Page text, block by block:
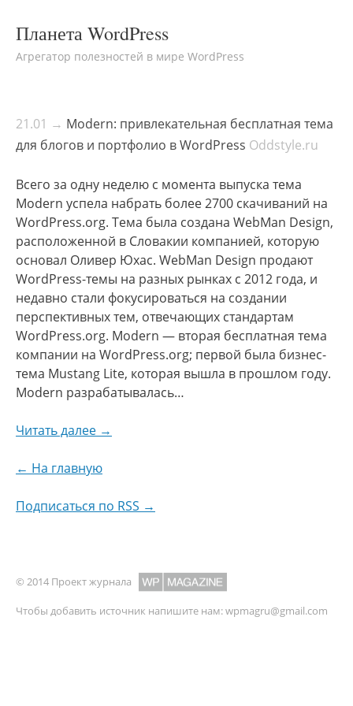
Планета WordPress
Агрегатор полезностей в мире WordPress
21.01 → Modern: привлекательная бесплатная тема
для блогов и портфолио в WordPress Oddstyle.ru
Всего за одну неделю с момента выпуска тема
Modern успела набрать более 2700 скачиваний на
WordPress.org. Тема была создана WebMan Design,
расположенной в Словакии компанией, которую
основал Оливер Юхас. WebMan Design продают
WordPress-темы на разных рынках с 2012 года, и
недавно стали фокусироваться на создании
перспективных тем, отвечающих стандартам
WordPress.org. Modern — вторая бесплатная тема
компании на WordPress.org; первой была бизнес-
тема Mustang Lite, которая вышла в прошлом году.
Modern разрабатывалась…
Читать далее →
← На главную
Подписаться по RSS →
© 2014 Проект журнала
Чтобы добавить источник напишите нам:wpmagru@gmail.com